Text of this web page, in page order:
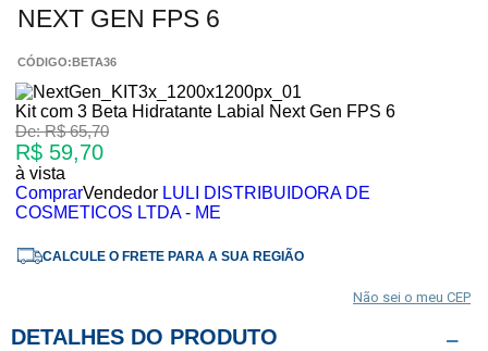
NEXT GEN FPS 6
CÓDIGO:BETA36
Kit com 3 Beta Hidratante Labial Next Gen FPS 6
De:R$ 65,70
R$ 59,70
à vista
ComprarVendedor LULI DISTRIBUIDORA DE
COSMETICOS LTDA - ME
CALCULE O FRETE PARA A SUA REGIÃO
Não sei o meu CEP
DETALHES DO PRODUTO